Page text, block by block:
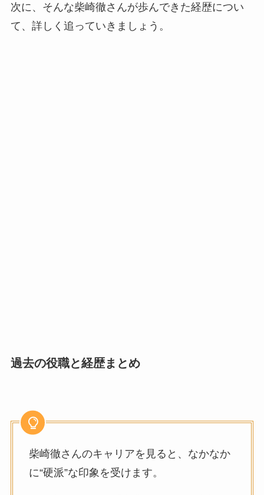
次に、そんな柴崎徹さんが歩んできた経歴につい
て、詳しく追っていきましょう。
過去の役職と経歴まとめ
柴崎徹さんのキャリアを見ると、なかなか
に“硬派”な印象を受けます。